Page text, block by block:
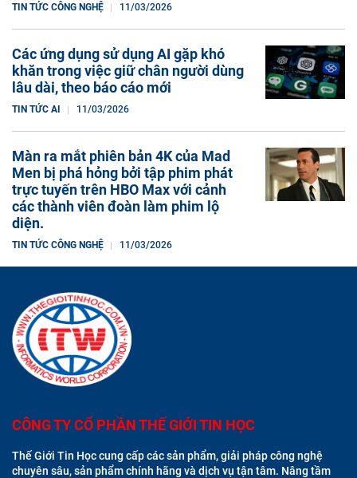
TIN TỨC CÔNG NGHỆ 11/03/2026
Các ứng dụng sử dụng AI gặp khó
khăn trong việc giữ chân người dùng
lâu dài, theo báo cáo mới
TIN TỨC AI 11/03/2026
Màn ra mắt phiên bản 4K của Mad
Men bị phá hỏng bởi tập phim phát
trực tuyến trên HBO Max với cảnh
các thành viên đoàn làm phim lộ
diện.
TIN TỨC CÔNG NGHỆ 11/03/2026
CÔNG TY CỔ PHẦN THẾ GIỚI TIN HỌC
Thế Giới Tin Học cung cấp các sản phẩm, giải pháp công nghệ
chuyên sâu, sản phẩm chính hãng và dịch vụ tận tâm. Nâng tầm